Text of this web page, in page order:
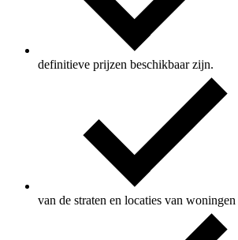
definitieve prijzen beschikbaar zijn.
van de straten en locaties van